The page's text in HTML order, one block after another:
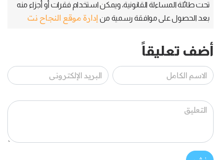
تحت طائلة المساءلة القانونية، ويمكن استخدام فقرات أو أجزاء منه
بعد الحصول على موافقة رسمية من إدارة موقع النجاح نت
أضف تعليقاً